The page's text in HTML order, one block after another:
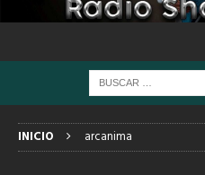
INICIO arcanima